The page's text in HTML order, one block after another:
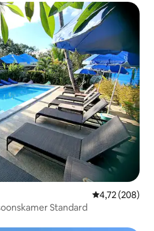
Gemiddelde
4,72 (208)
Standard